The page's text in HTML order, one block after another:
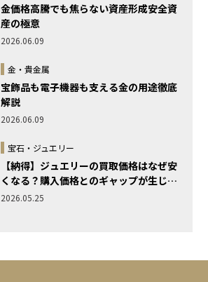
金価格高騰でも焦らない資産形成安全資
産の極意
2026.06.09
金・貴金属
宝飾品も電子機器も支える金の用途徹底
解説
2026.06.09
宝石・ジュエリー
【納得】ジュエリーの買取価格はなぜ安
くなる？購入価格とのギャップが生じる
理由と仕組みを徹底解説
2026.05.25